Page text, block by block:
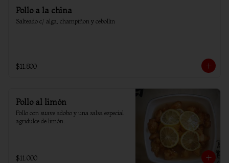
Pollo a la china
Salteado c/ alga, champiñon y cebollin
$11.800
Pollo al limón
Pollo con suave adobo y una salsa especial
agridulce de limón.
$11.000